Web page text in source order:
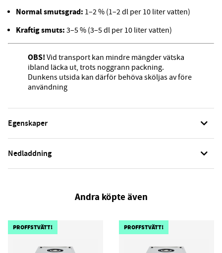
Normal smutsgrad: 1–2 % (1–2 dl per 10 liter vatten)
Kraftig smuts: 3–5 % (3–5 dl per 10 liter vatten)
OBS!Vid transport kan mindre mängder vätska
ibland läcka ut, trots noggrann packning.
Dunkens utsida kan därför behöva sköljas av före
användning
Egenskaper
Nedladdning
Andra köpte även
PROFFSTVÄTT! PROFFSTVÄTT!